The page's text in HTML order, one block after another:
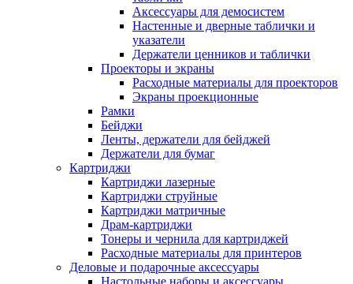
Аксессуары для демосистем
Настенные и дверные таблички и
указатели
Держатели ценников и таблички
Проекторы и экраны
Расходные материалы для проекторов
Экраны проекционные
Рамки
Бейджи
Ленты, держатели для бейджей
Держатели для бумаг
Картриджи
Картриджи лазерные
Картриджи струйные
Картриджи матричные
Драм-картриджи
Тонеры и чернила для картриджей
Расходные материалы для принтеров
Деловые и подарочные аксессуары